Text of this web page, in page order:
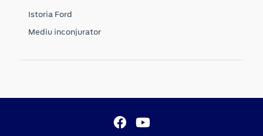
Istoria Ford
Mediu inconjurator